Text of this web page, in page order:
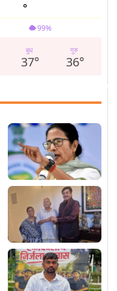
°
99%
बुध
37°
गुरु
36°